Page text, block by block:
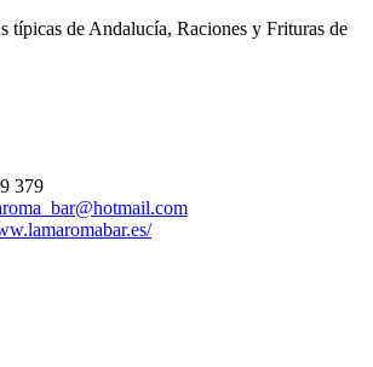
típicas de Andalucía, Raciones y Frituras de
379